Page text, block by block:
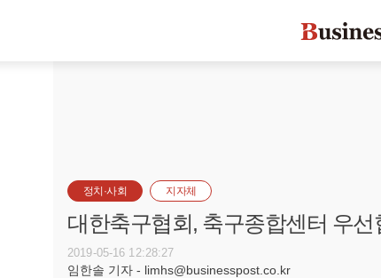
정치·사회 지자체
대한축구협회, 축구종합센터 우
2019-05-16 12:28:27
임한솔 기자 - limhs@businesspost.co.kr